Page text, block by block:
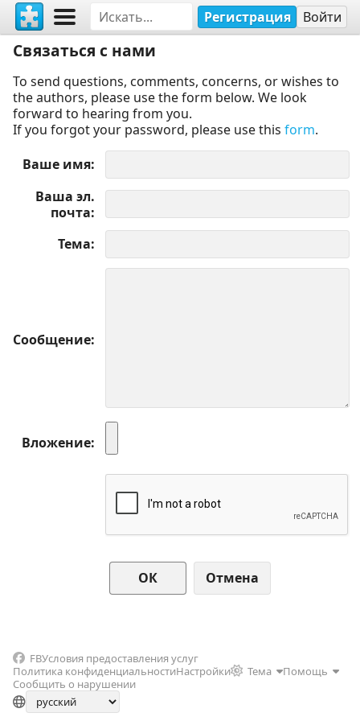
Регистрация Войти
Связаться с нами
To send questions, comments, concerns, or wishes to
the authors, please use the form below. We look
forward to hearing from you.
If you forgot your password, please use this form.
Ваше имя
Ваша эл.
почта
Тема
Сообщение
Вложение
Отмена
FBУсловия предоставления услуг
Политика конфиденциальностиНастройки Тема
Помощь
Сообщить о нарушении